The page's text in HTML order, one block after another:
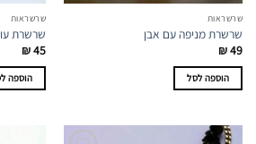
שרשראות
שרשרת מניפה עם אבן
₪49
הוספה לסל
שרשראות
שרשרת
₪45
הוספה